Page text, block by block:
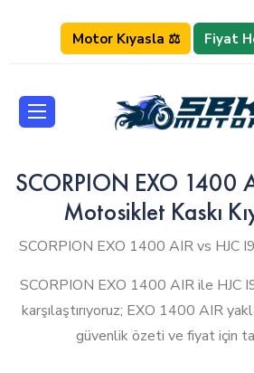
Motor Kıyasla ⚖️ Fiyat
SCORPION EXO 1400
Motosiklet Kaskı
SCORPION EXO 1400 AIR vs HJC
SCORPION EXO 1400 AIR ile HJC
karşılaştırıyoruz; EXO 1400 AIR
güvenlik özeti ve fiyat için